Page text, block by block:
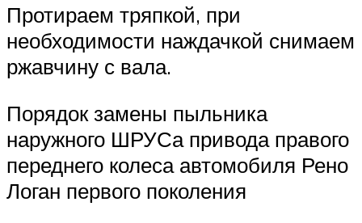
Протираем тряпкой, при
необходимости наждачкой снимаем
ржавчину с вала.
Порядок замены пыльника
наружного ШРУСа привода правого
переднего колеса автомобиля Рено
Логан первого поколения